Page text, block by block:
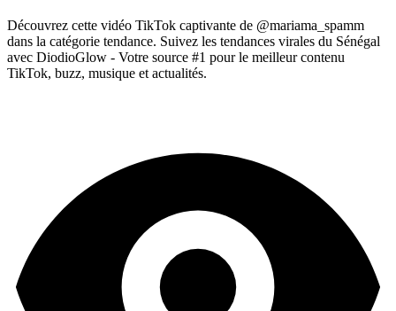
Découvrez cette vidéo TikTok captivante de @mariama_spamm
dans la catégorie tendance. Suivez les tendances virales du Sénégal
avec DiodioGlow - Votre source #1 pour le meilleur contenu
TikTok, buzz, musique et actualités.